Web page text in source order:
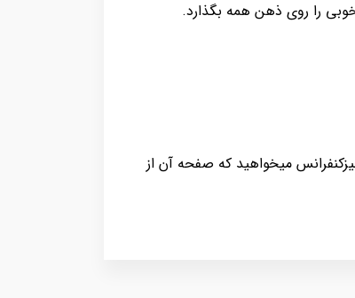
را روی ذهن همه بگذارد.
میخواهید که صفحه آن از